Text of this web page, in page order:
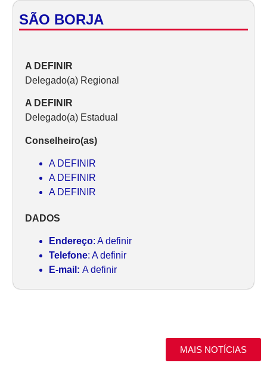
SÃO BORJA
A DEFINIR
Delegado(a) Regional
A DEFINIR
Delegado(a) Estadual
Conselheiro(as)
A DEFINIR
A DEFINIR
A DEFINIR
DADOS
Endereço: A definir
Telefone: A definir
E-mail: A definir
MAIS NOTÍCIAS